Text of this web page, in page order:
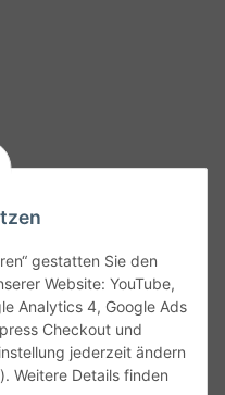
gestatten Sie den
Website: YouTube,
Analytics 4, Google Ads
Checkout und
jederzeit ändern
Weitere Details finden